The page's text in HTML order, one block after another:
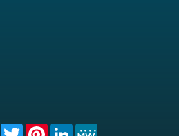
FacebookTwitterPinterest
LinkedIn